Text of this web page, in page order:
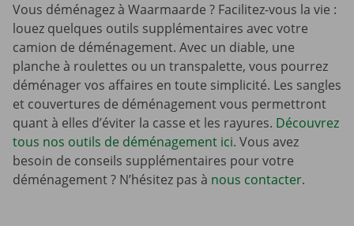
Vous déménagez à Waarmaarde ? Facilitez-vous la vie :
louez quelques outils supplémentaires avec votre
camion de déménagement. Avec un diable, une
planche à roulettes ou un transpalette, vous pourrez
déménager vos affaires en toute simplicité. Les sangles
et couvertures de déménagement vous permettront
quant à elles d’éviter la casse et les rayures. Découvrez
tous nos outils de déménagement ici. Vous avez
besoin de conseils supplémentaires pour votre
déménagement ? N’hésitez pas à nous contacter.